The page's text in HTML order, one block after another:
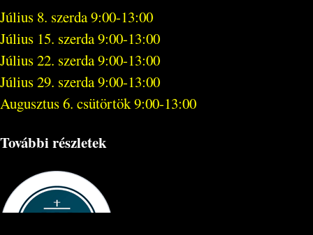
Július 8. szerda 9:00-13:00
Július 15. szerda 9:00-13:00
Július 22. szerda 9:00-13:00
Július 29. szerda 9:00-13:00
Augusztus 6. csütörtök 9:00-13:00
További részletek